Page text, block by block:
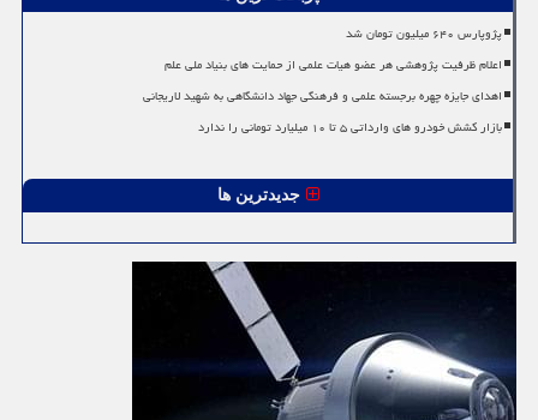
پژوپارس ۶۴۰ میلیون تومان شد
اعلام ظرفیت پژوهشی هر عضو هیات علمی از حمایت های بنیاد ملی علم
اهدای جایزه چهره برجسته علمی و فرهنگی جهاد دانشگاهی به شهید لاریجانی
بازار کشش خودرو های وارداتی ۵ تا ۱۰ میلیارد تومانی را ندارد
جدیدترین ها